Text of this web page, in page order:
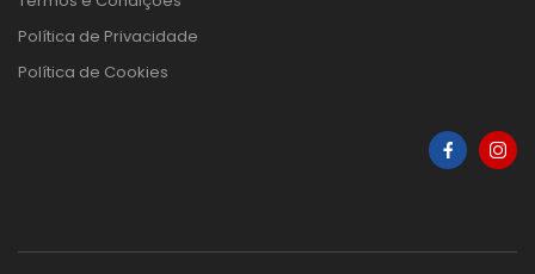
Política de Privacidade
Política de Cookies